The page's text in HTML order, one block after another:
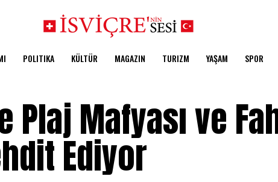
POLITIKA KÜLTÜR MAGAZIN TURIZM YAŞAM SPOR
Mafyası ve
Ediyor